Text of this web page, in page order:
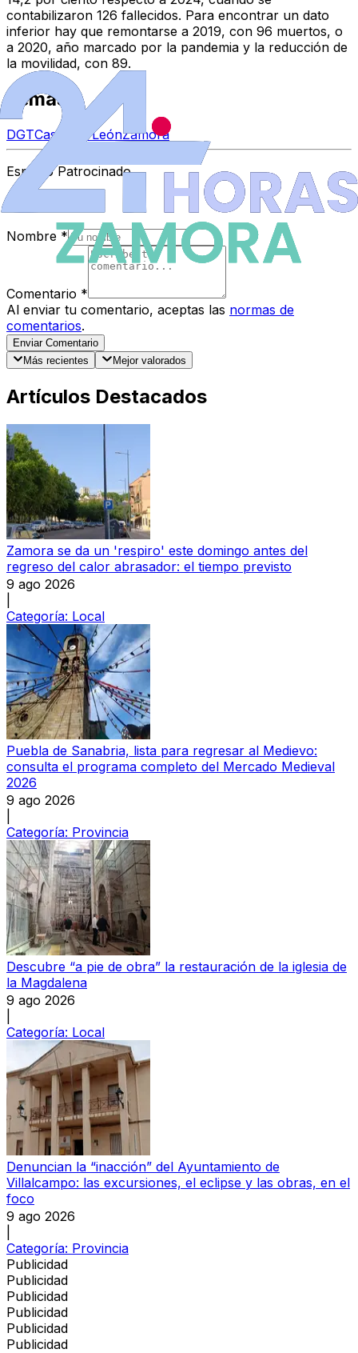
contabilizaron 126 fallecidos. Para encontrar un dato
inferior hay que remontarse a 2019, con 96 muertos, o
a 2020, año marcado por la pandemia y la reducción de
la movilidad, con 89.
Temas
DGTCastilla y LeónZamora
Espacio Patrocinado
Nombre *
Comentario *
Al enviar tu comentario, aceptas las normas de
comentarios.
Enviar Comentario
Más recientes
Mejor valorados
Artículos Destacados
Zamora se da un 'respiro' este domingo antes del
regreso del calor abrasador: el tiempo previsto
9 ago 2026
Categoría: Local
Puebla de Sanabria, lista para regresar al Medievo:
consulta el programa completo del Mercado Medieval
2026
9 ago 2026
Categoría: Provincia
Descubre “a pie de obra” la restauración de la iglesia de
la Magdalena
9 ago 2026
Categoría: Local
Denuncian la “inacción” del Ayuntamiento de
Villalcampo: las excursiones, el eclipse y las obras, en el
foco
9 ago 2026
Categoría: Provincia
Publicidad
Publicidad
Publicidad
Publicidad
Publicidad
Publicidad